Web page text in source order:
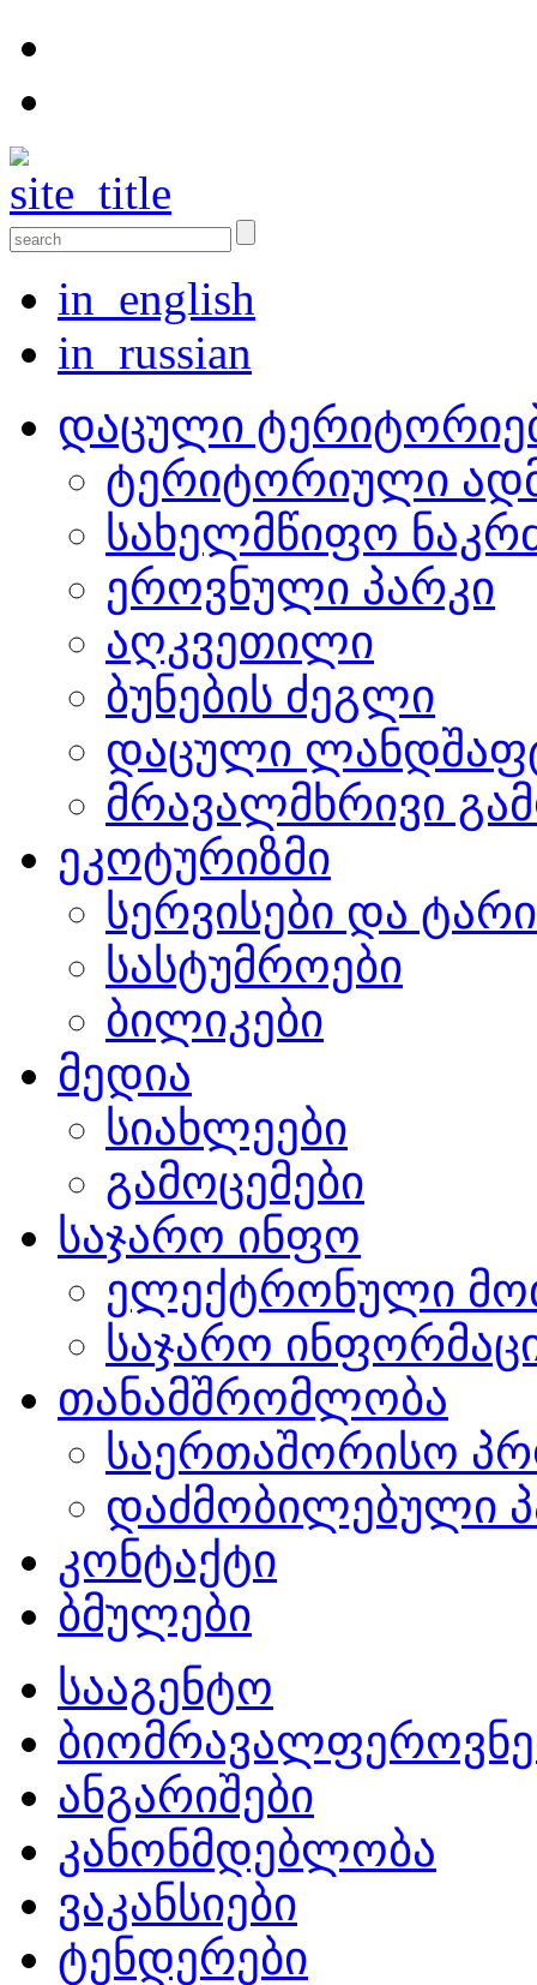
in_english
in_russian
დაცული
ტერიტორიული
სახელმწიფო
ეროვნული პარკი
აღკვეთილი
ბუნების ძეგლი
დაცული
მრავალმხრივი
ეკოტურიზმი
სერვისები და
სასტუმროები
ბილიკები
მედია
სიახლეები
გამოცემები
საჯარო ინფო
ელექტრონული
საჯარო
თანამშრომლობა
საერთაშორისო
დაძმობილებული
კონტაქტი
ბმულები
სააგენტო
ანგარიშები
კანონმდებლობა
ვაკანსიები
ტენდერები